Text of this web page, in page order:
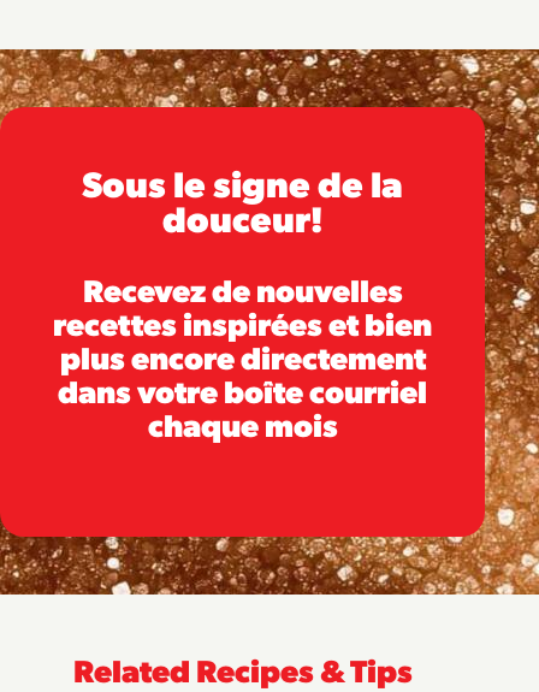
Sous le signe de la
douceur!
Recevez de nouvelles
recettes inspirées et bien
plus encore directement
dans votre boîte courriel
chaque mois
Related Recipes & Tips